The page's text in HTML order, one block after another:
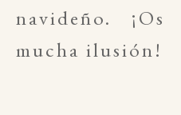
navideño. ¡Os
mucha ilusión!